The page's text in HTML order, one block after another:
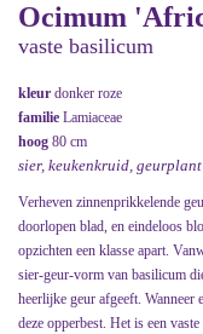
Ocimum
vaste basilicum
kleur donker roze
familie Lamiaceae
hoog 80 cm
sier, keukenkruid, geurplant
Verheven zinnenprikkelende
doorlopen blad, en eindeloos
opzichten een klasse apart.
sier-geur-vorm van basilicum
heerlijke geur afgeeft. Wanneer
deze opperbest. Het is een